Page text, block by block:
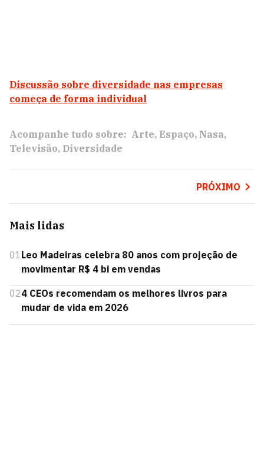
Discussão sobre diversidade nas empresas
começa de forma individual
Acompanhe tudo sobre: Arte Espaço Nasa
Televisão Diversidade
PRÓXIMO
Mais lidas
01Leo Madeiras celebra 80 anos com projeção de
movimentar R$ 4 bi em vendas
024 CEOs recomendam os melhores livros para
mudar de vida em 2026